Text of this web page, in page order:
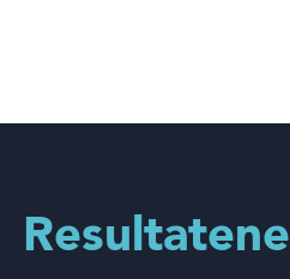
Resultatene